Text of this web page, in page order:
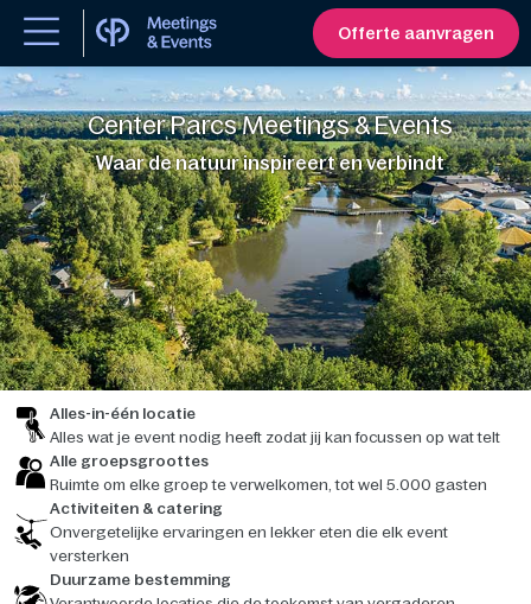
Offerte aanvragen
Center Parcs Meetings & Events
Waar de natuur inspireert en verbindt
Alles-in-één locatie
Alles wat je event nodig heeft zodat jij kan focussen op wat telt
Alle groepsgroottes
Ruimte om elke groep te verwelkomen, tot wel 5.000 gasten
Activiteiten & catering
Onvergetelijke ervaringen en lekker eten die elk event
versterken
Duurzame bestemming